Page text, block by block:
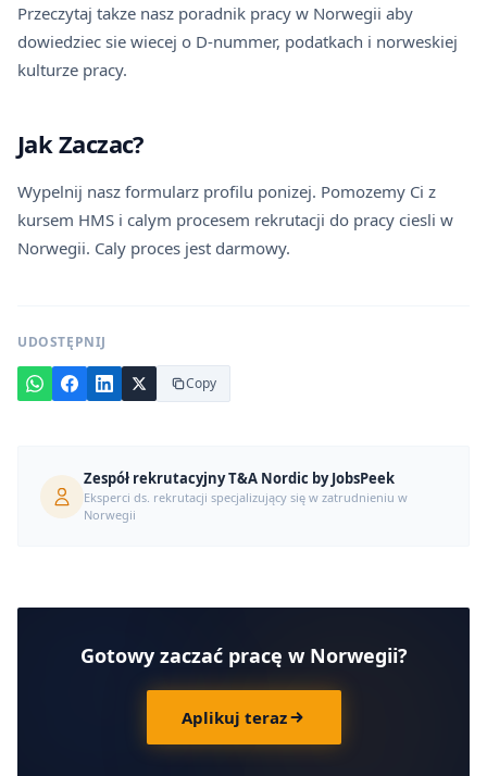
Przeczytaj takze nasz poradnik pracy w Norwegii aby
dowiedziec sie wiecej o D-nummer, podatkach i norweskiej
kulturze pracy.
Jak Zaczac?
Wypelnij nasz formularz profilu ponizej. Pomozemy Ci z
kursem HMS i calym procesem rekrutacji do pracy ciesli w
Norwegii. Caly proces jest darmowy.
UDOSTĘPNIJ
Copy
Zespół rekrutacyjny T&A Nordic by JobsPeek
Eksperci ds. rekrutacji specjalizujący się w zatrudnieniu w
Norwegii
Gotowy zaczać pracę w Norwegii?
Aplikuj teraz